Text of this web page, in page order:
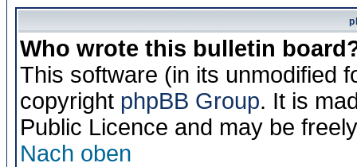
Who wrote this bulletin
This software (in its unmodified
copyright phpBB Group. It is
Public Licence and may be
Nach oben